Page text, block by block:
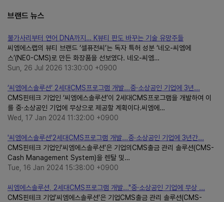
브랜드 뉴스
불가사리부터 연어 DNA까지… K뷰티 판도 바꾸는 기술 유망주들
씨엠에스랩의 뷰티 브랜드 ‘셀퓨전씨’는 독자 특허 성분 ‘네오-씨엠에
스’(NE0-CMS)로 만든 화장품을 선보였다. 네오-씨엠…
Sun, 26 Jul 2026 13:30:00 +0900
‘씨엠에스솔루션‘ 2세대CMS프로그램 개발...중·소상공인 기업에 3년...
CMS핀테크 기업인 ‘씨엠에스솔루션’이 2세대CMS프로그램을 개발하여 이
를 중·소상공인 기업에 무상으로 제공할 계획이다.씨엠에…
Wed, 17 Jan 2024 11:32:00 +0900
'씨엠에스솔루션'2세대CMS프로그램 개발...중∙소상공인 기업에 3년간...
CMS핀테크 기업인'씨엠에스솔루션'은 기업의CMS출금 관리 솔루션(CMS-
Cash Management System)을 렌탈 및…
Tue, 16 Jan 2024 15:38:00 +0900
씨엠에스솔루션, 2세대CMS프로그램 개발..."중·소상공인 기업에 무상 ...
CMS핀테크 기업'씨엠에스솔루션'은 기업CMS출금 관리 솔루션(CMS-